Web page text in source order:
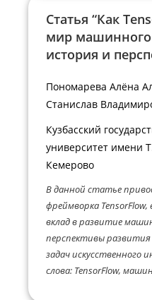
Статья “Как
мир машинного
история и
Пономарева Алёна
Станислав
Кузбасский
университет имени
Кемерово
В данной статье
фреймворка
вклад в развитие
перспективы
задач искусственного
слова: TensorFlow,